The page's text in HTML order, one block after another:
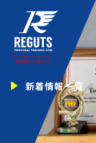
新着情報一覧